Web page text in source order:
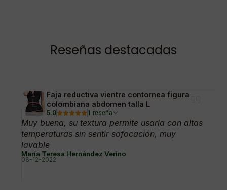
Reseñas destacadas
Faja reductiva vientre contornea figura
colombiana abdomen talla L
Muy buena, su textura permite usarla con altas
temperaturas sin sentir sofocación, muy
lavable
María Teresa Hernández Verino